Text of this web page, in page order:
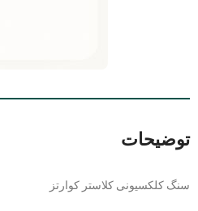
توضیحات
سنگ کلکسیونی کلاستر کوارتز